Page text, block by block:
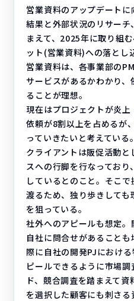
営業資料のアップデート
結果と外部状況のリサー
まえて、2025年に取り組
ット(営業資料)への落とし
営業資料は、各事業部の
サービスがあるかわかり
ることが理想。
現在はプロジェクトが炎
依頼が8割以上を占めるが
っていきたいと考えている。
クライアントは販促活動
スへの行脚を行なってお
しているとのこと。そこ
渡るため、独り歩きして
を狙っている。
社外へのアピールも想定
自社に問合せがあること
際に自社の開発PJにおけ
ピールできるように市場
ド、競合調査を踏まえて
を選択した顧客にも刺さる